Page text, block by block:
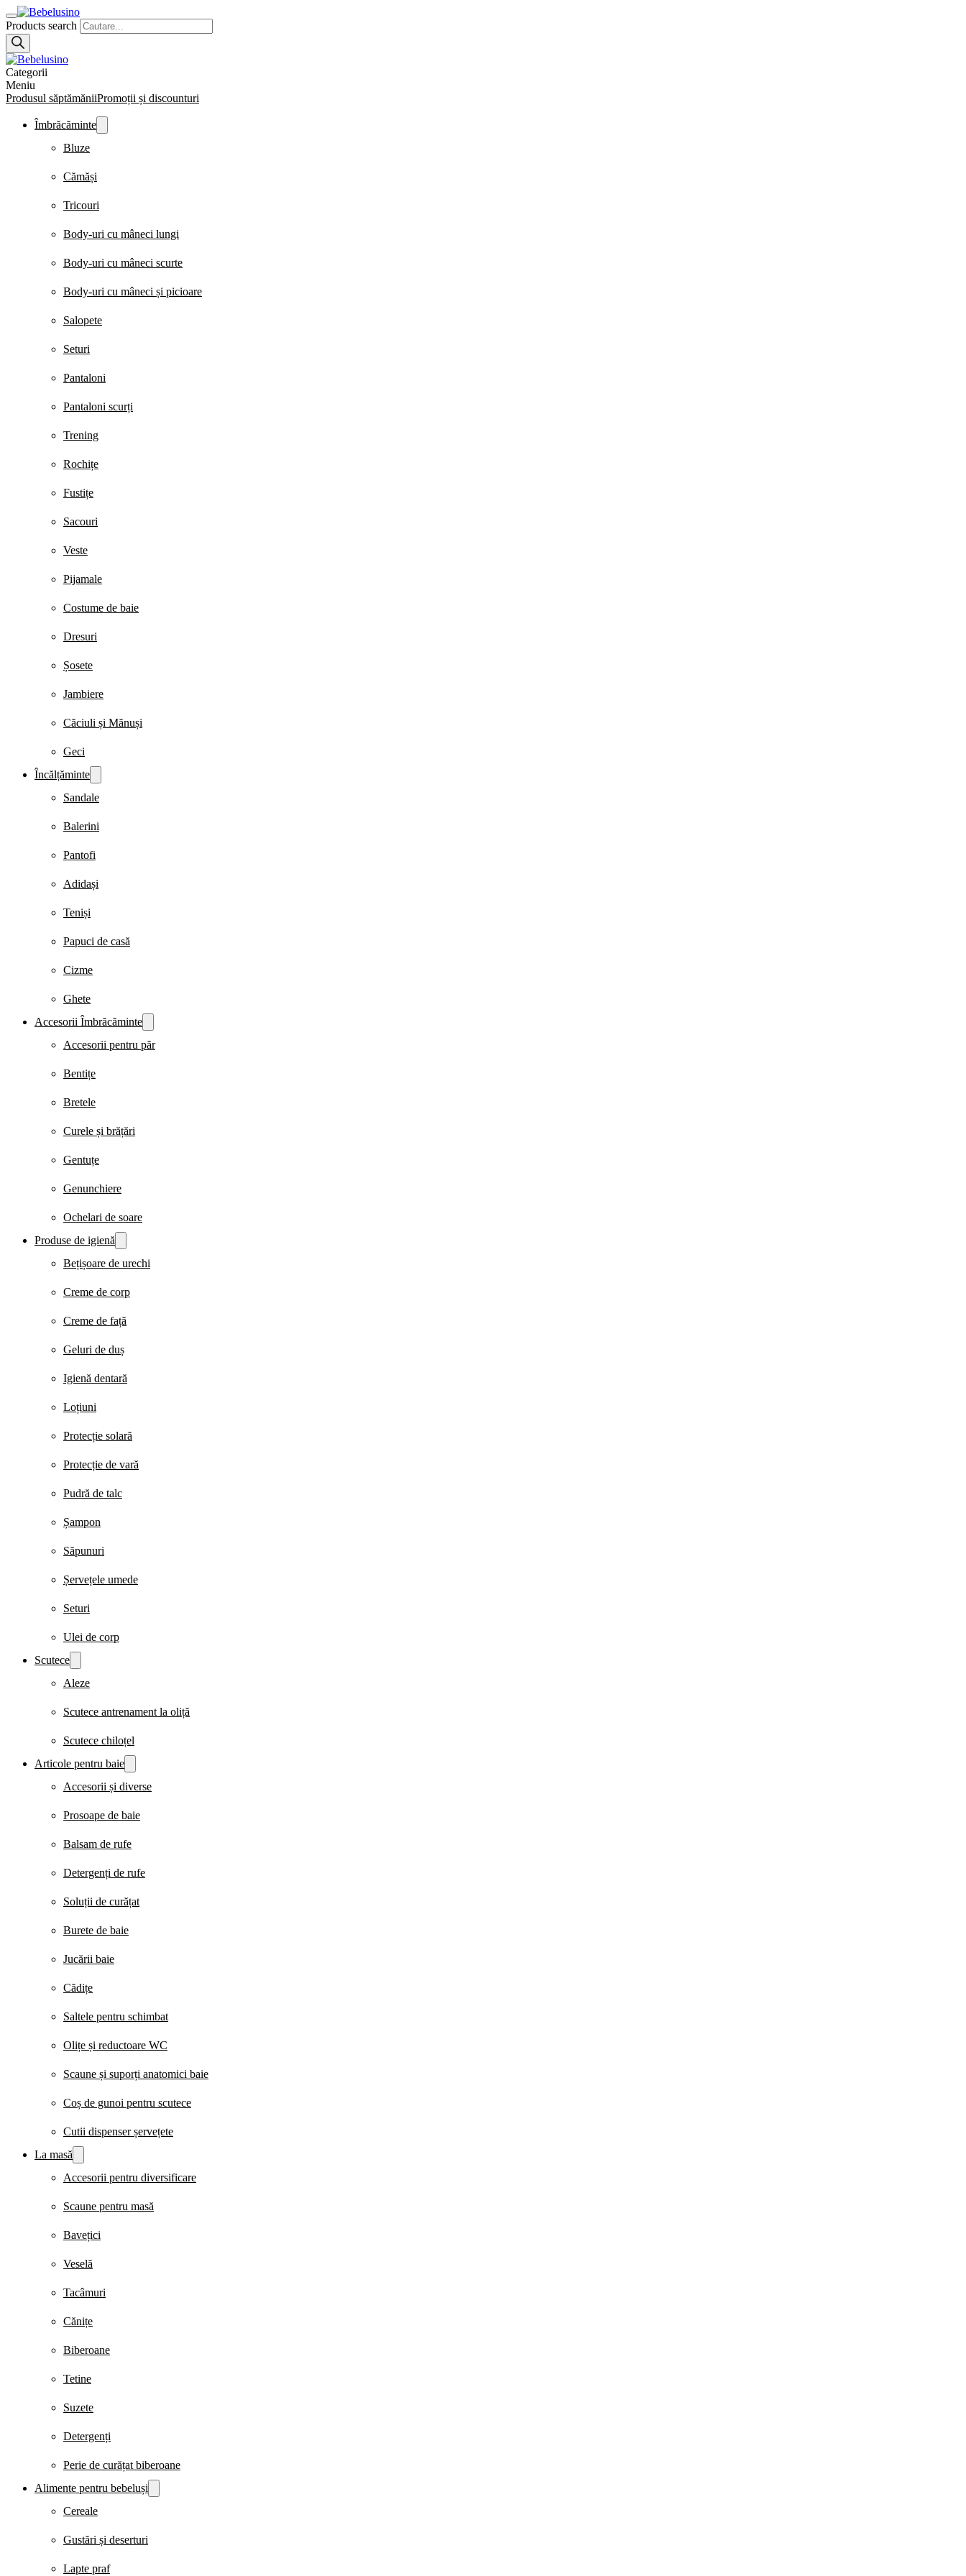
Products search
Categorii
Meniu
Produsul săptămăniiPromoții și discounturi
Îmbrăcăminte
Bluze
Cămăși
Tricouri
Body-uri cu mâneci lungi
Body-uri cu mâneci scurte
Body-uri cu mâneci și picioare
Salopete
Seturi
Pantaloni
Pantaloni scurți
Trening
Rochițe
Fustițe
Sacouri
Veste
Pijamale
Costume de baie
Dresuri
Șosete
Jambiere
Căciuli și Mănuși
Geci
Încălțăminte
Sandale
Balerini
Pantofi
Adidași
Teniși
Papuci de casă
Cizme
Ghete
Accesorii Îmbrăcăminte
Accesorii pentru păr
Bentițe
Bretele
Curele și brățări
Gentuțe
Genunchiere
Ochelari de soare
Produse de igienă
Bețișoare de urechi
Creme de corp
Creme de față
Geluri de duș
Igienă dentară
Loțiuni
Protecție solară
Protecție de vară
Pudră de talc
Șampon
Săpunuri
Șervețele umede
Seturi
Ulei de corp
Scutece
Aleze
Scutece antrenament la oliță
Scutece chiloțel
Articole pentru baie
Accesorii și diverse
Prosoape de baie
Balsam de rufe
Detergenți de rufe
Soluții de curățat
Burete de baie
Jucării baie
Cădițe
Saltele pentru schimbat
Olițe și reductoare WC
Scaune și suporți anatomici baie
Coș de gunoi pentru scutece
Cutii dispenser șervețete
La masă
Accesorii pentru diversificare
Scaune pentru masă
Bavețici
Veselă
Tacâmuri
Cănițe
Biberoane
Tetine
Suzete
Detergenți
Perie de curățat biberoane
Alimente pentru bebeluși
Cereale
Gustări și deserturi
Lapte praf